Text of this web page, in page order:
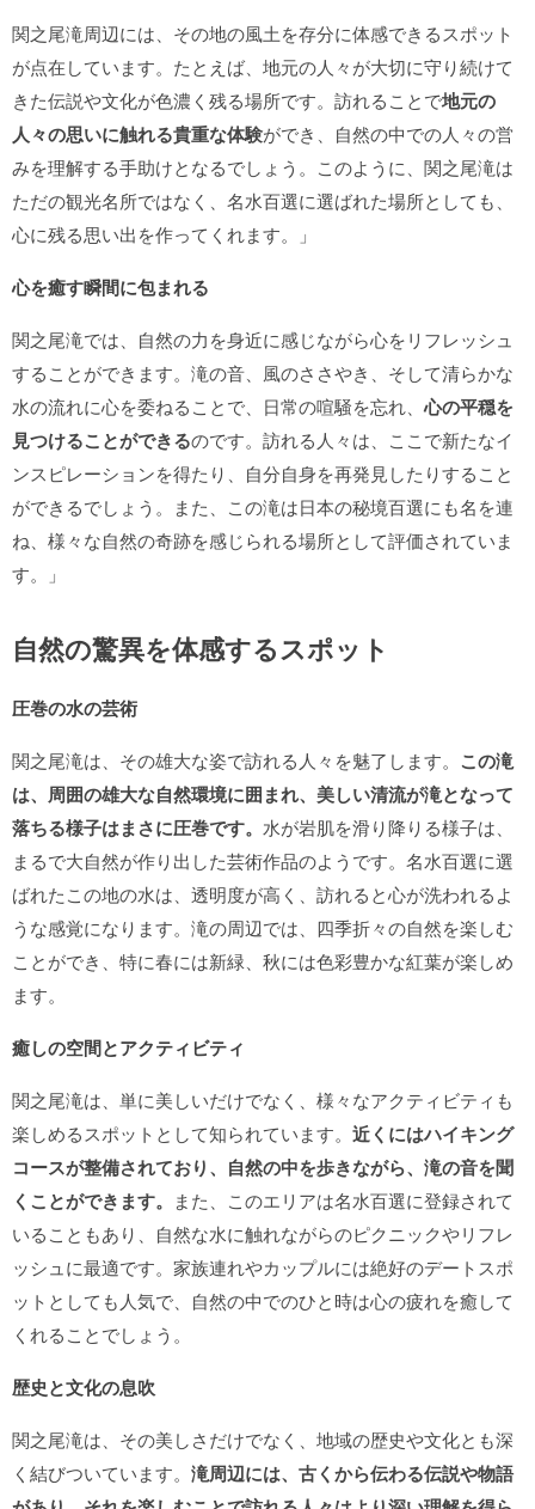
関之尾滝周辺には、その地の風土を存分に体感できるスポット
が点在しています。たとえば、地元の人々が大切に守り続けて
きた伝説や文化が色濃く残る場所です。訪れることで地元の
人々の思いに触れる貴重な体験ができ、自然の中での人々の営
みを理解する手助けとなるでしょう。このように、関之尾滝は
ただの観光名所ではなく、名水百選に選ばれた場所としても、
心に残る思い出を作ってくれます。」
心を癒す瞬間に包まれる
関之尾滝では、自然の力を身近に感じながら心をリフレッシュ
することができます。滝の音、風のささやき、そして清らかな
水の流れに心を委ねることで、日常の喧騒を忘れ、心の平穏を
見つけることができるのです。訪れる人々は、ここで新たなイ
ンスピレーションを得たり、自分自身を再発見したりすること
ができるでしょう。また、この滝は日本の秘境百選にも名を連
ね、様々な自然の奇跡を感じられる場所として評価されていま
す。」
自然の驚異を体感するスポット
圧巻の水の芸術
関之尾滝は、その雄大な姿で訪れる人々を魅了します。 この滝
は、周囲の雄大な自然環境に囲まれ、美しい清流が滝となって
落ちる様子はまさに圧巻です。 水が岩肌を滑り降りる様子は、
まるで大自然が作り出した芸術作品のようです。名水百選に選
ばれたこの地の水は、透明度が高く、訪れると心が洗われるよ
うな感覚になります。滝の周辺では、四季折々の自然を楽しむ
ことができ、特に春には新緑、秋には色彩豊かな紅葉が楽しめ
ます。
癒しの空間とアクティビティ
関之尾滝は、単に美しいだけでなく、様々なアクティビティも
楽しめるスポットとして知られています。 近くにはハイキング
コースが整備されており、自然の中を歩きながら、滝の音を聞
くことができます。 また、このエリアは名水百選に登録されて
いることもあり、自然な水に触れながらのピクニックやリフレ
ッシュに最適です。家族連れやカップルには絶好のデートスポ
ットとしても人気で、自然の中でのひと時は心の疲れを癒して
くれることでしょう。
歴史と文化の息吹
関之尾滝は、その美しさだけでなく、地域の歴史や文化とも深
く結びついています。 滝周辺には、古くから伝わる伝説や物語